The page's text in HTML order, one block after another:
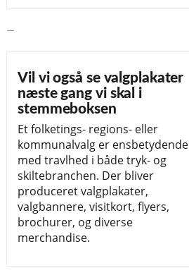
Vil vi også se valgplakater
næste gang vi skal i
stemmeboksen
Et folketings- regions- eller
kommunalvalg er ensbetydende
med travlhed i både tryk- og
skiltebranchen. Der bliver
produceret valgplakater,
valgbannere, visitkort, flyers,
brochurer, og diverse
merchandise.